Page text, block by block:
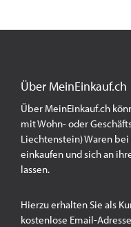
Über MeinEinkauf.ch
Über MeinEinkauf.ch
mit Wohn- oder
Liechtenstein) Waren
einkaufen und sich an
lassen.
Hierzu erhalten Sie als
kostenlose Email-